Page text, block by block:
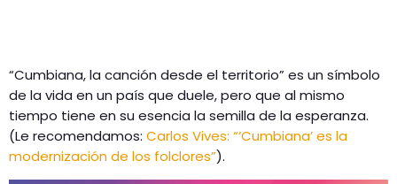
“Cumbiana, la canción desde el territorio” es un símbolo
de la vida en un país que duele, pero que al mismo
tiempo tiene en su esencia la semilla de la esperanza.
(Le recomendamos: Carlos Vives: “’Cumbiana’ es la
modernización de los folclores”).